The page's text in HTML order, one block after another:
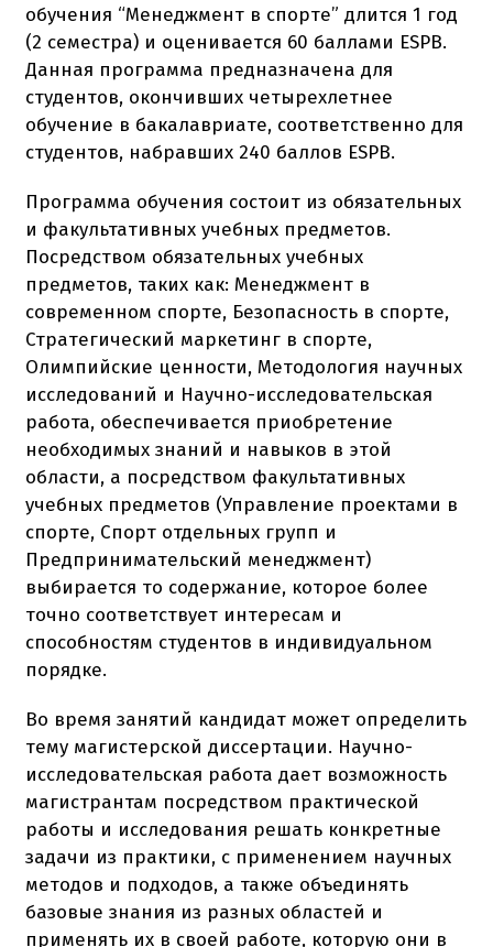
обучения “Менеджмент в спорте” длится 1 год
(2 семестра) и оценивается 60 баллами ESPB.
Данная программа предназначена для
студентов, окончивших четырехлетнее
обучение в бакалавриате, соответственно для
студентов, набравших 240 баллов ESPB.
Программа обучения состоит из обязательных
и факультативных учебных предметов.
Посредством обязательных учебных
предметов, таких как: Менеджмент в
современном спорте, Безопасность в спорте,
Стратегический маркетинг в спорте,
Олимпийские ценности, Методология научных
исследований и Научно-исследовательская
работа, обеспечивается приобретение
необходимых знаний и навыков в этой
области, а посредством факультативных
учебных предметов (Управление проектами в
спорте, Спорт отдельных групп и
Предпринимательский менеджмент)
выбирается то содержание, которое более
точно соответствует интересам и
способностям студентов в индивидуальном
порядке.
Во время занятий кандидат может определить
тему магистерской диссертации. Научно-
исследовательская работа дает возможность
магистрантам посредством практической
работы и исследования решать конкретные
задачи из практики, с применением научных
методов и подходов, а также объединять
базовые знания из разных областей и
применять их в своей работе, которую они в